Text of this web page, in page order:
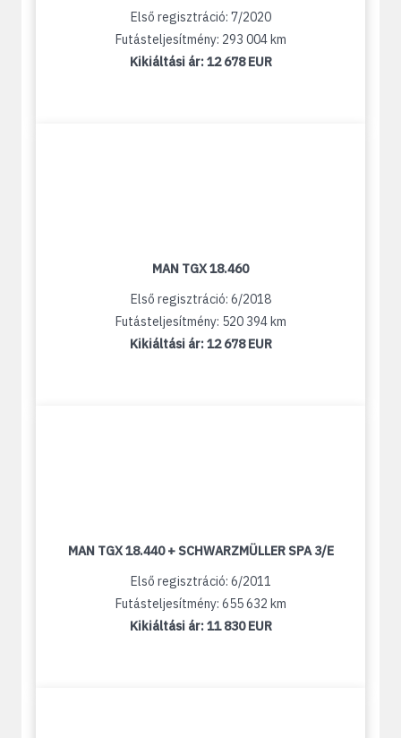
Első regisztráció: 7/2020
Futásteljesítmény: 293 004 km
Kikiáltási ár:12 678 EUR
MAN TGX 18.460
Első regisztráció: 6/2018
Futásteljesítmény: 520 394 km
Kikiáltási ár:12 678 EUR
MAN TGX 18.440 + SCHWARZMÜLLER SPA 3/E
Első regisztráció: 6/2011
Futásteljesítmény: 655 632 km
Kikiáltási ár:11 830 EUR